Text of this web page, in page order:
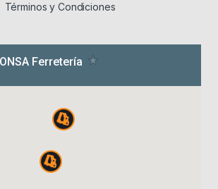
Términos y Condiciones